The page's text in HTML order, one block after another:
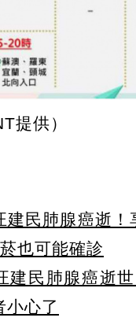
提供）
建民肺腺癌逝
也可能確診
建民肺腺癌逝
小心了